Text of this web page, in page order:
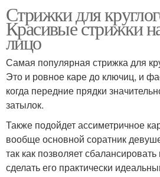
Стрижки для
Красивые стрижки
лицо
Самая популярная стрижка для
Это и ровное каре до ключиц, и
когда передние прядки
затылок.
Также подойдет ассиметричное
вообще основной соратник
так как позволяет
сделать его практически